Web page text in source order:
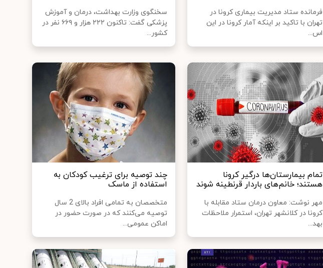
فرمانده ستاد مدیریت بیماری کرونا در
تهران با تاکید بر اینکه آمار کرونا در این
اس...
سخنگوی وزارت بهداشت، درمان و آموزش
پزشکی گفت: تاکنون ۲۲۲ هزار و ۶۶۹ نفر در
کشور...
تمام بیمارستان‌ها درگیر کرونا
هستند؛ خانم‌های باردار قرنطینه شوند
مهر نوشت: معاون درمان ستاد مقابله با
کرونا در کلانشهر تهران، استمرار ملاحظات
بهد...
چند توصیه برای ترغیب کودکان به
استفاده از ماسک
متخصصان به تمامی افراد بالای 2 سال
توصیه می‌کنند که در صورت حضور در
اماکن عمومی...